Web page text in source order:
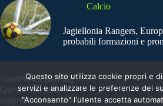
Calcio
Jagiellonia Rangers,
probabili formazioni e
SportNews.BetFlag -
Questo sito non
rappresenta una testata
Questo sito utilizza cookie propri e
servizi e analizzare le preferenze dei
"Acconsento" l'utente accetta